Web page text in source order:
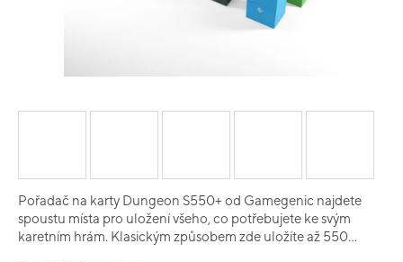
Pořadač na karty Dungeon S550+ od Gamegenic najdete
spoustu místa pro uložení všeho, co potřebujete ke svým
karetním hrám. Klasickým způsobem zde uložíte až 550